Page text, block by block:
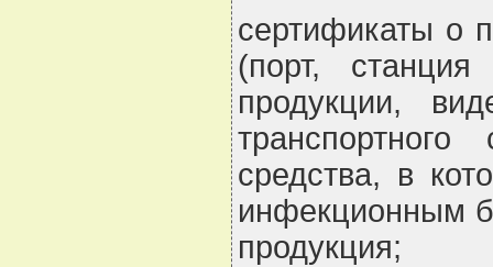
сертификаты о
(порт,
продукции,
средства, в
инфекционным
продукция;